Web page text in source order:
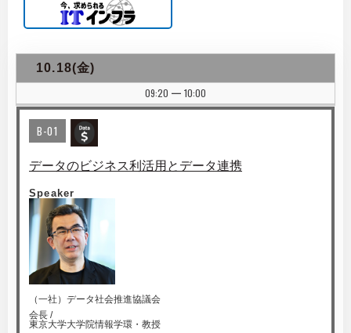
10.18(金)
09:20
| 10:00
B-01
データのビジネス利活用とデータ連携
Speaker
（一社）データ社会推進協議会
会長 /
東京大学大学院情報学環・教授